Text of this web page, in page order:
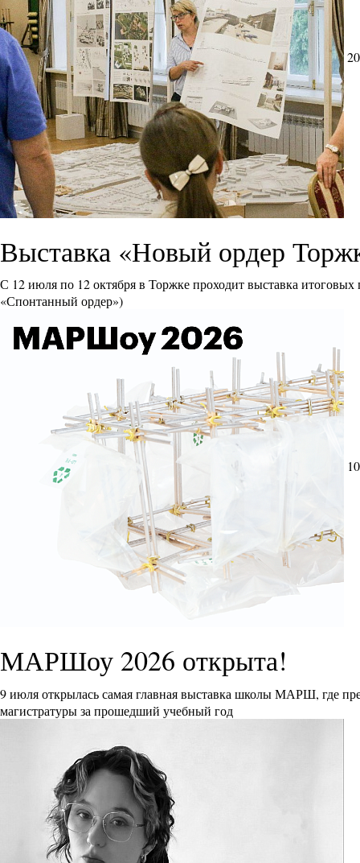
Выставка «Новый ордер
С 12 июля по 12 октября в Торжке проходит выставка
«Спонтанный ордер»)
МАРШоу 2026 открыта!
9 июля открылась самая главная выставка школы МАРШ, где
магистратуры за прошедший учебный год